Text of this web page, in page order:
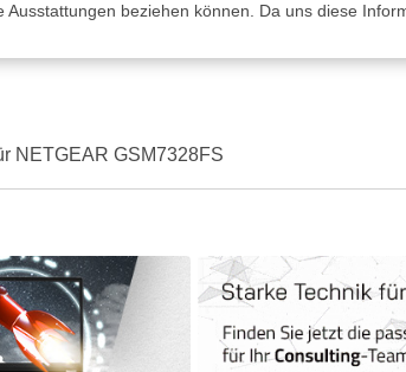
beziehen können. Da uns diese
NETGEAR GSM7328FS